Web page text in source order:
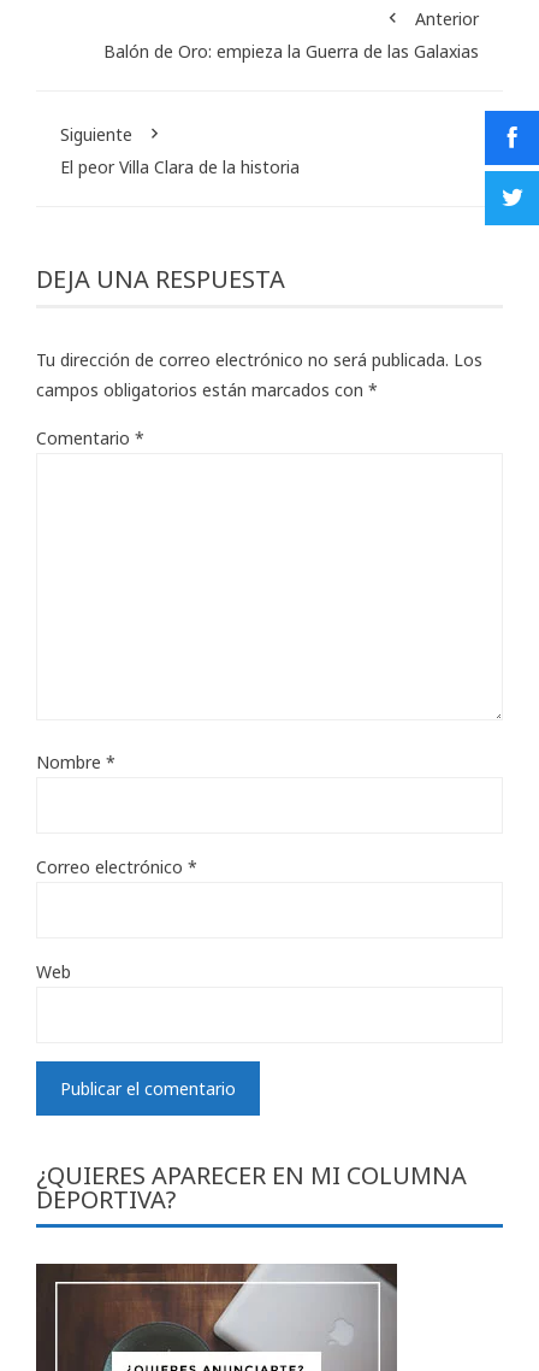
Anterior
Balón de Oro: empieza la Guerra de las Galaxias
Siguiente
El peor Villa Clara de la historia
DEJA UNA RESPUESTA
Tu dirección de correo electrónico no será publicada. Los
campos obligatorios están marcados con *
Comentario *
Nombre *
Correo electrónico *
Web
¿QUIERES APARECER EN MI COLUMNA
DEPORTIVA?